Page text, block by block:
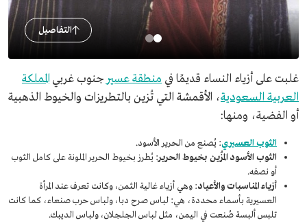
التفاصيل
غلبت على أزياء النساء قديمًا في منطقة عسير جنوب غربي المملكة
العربية السعودية، الأقمشة التي تُزين بالتطريزات والخيوط الذهبية
أو الفضية، ومنها:
الثوب العسيري: يُصنع من الحرير الأسود.
الثوب الأسود المُزين بخيوط الحرير: يُطرز بخيوط الحرير الملونة على كامل الثوب
أو نصفه.
أزياء المناسبات والأعياد: وهي أزياء غالية الثمن، وكانت تعرف عند المرأة
العسيرية بأسماء محددة، هي: لباس صرح دبا، ولباس حرب صنعاء، كما كانت
تلبس ألبسة صُنعت في اليمن، مثل لباس الجلجلان، ولباس الديبك.